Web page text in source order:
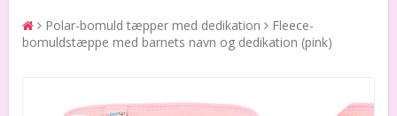
Polar-bomuld tæpper med dedikation
Fleece-
bomuldstæppe med barnets navn og dedikation (pink)